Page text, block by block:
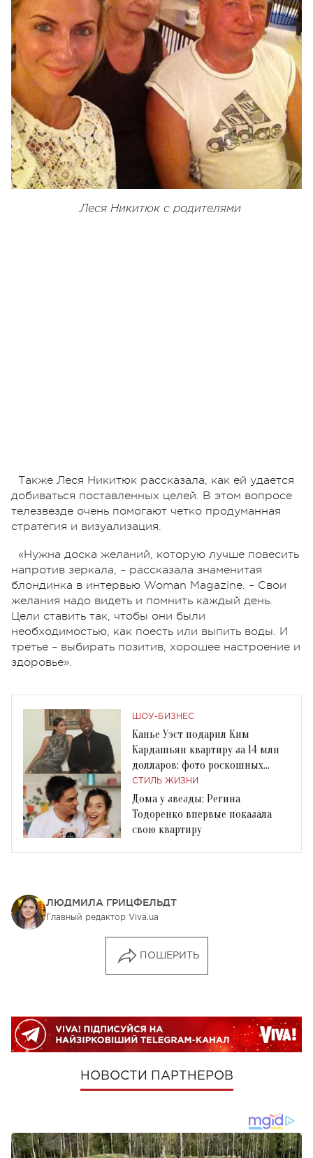
Леся Никитюк с родителями
Также Леся Никитюк рассказала, как ей удается
добиваться поставленных целей. В этом вопросе
телезвезде очень помогают четко продуманная
стратегия и визуализация.
«Нужна доска желаний, которую лучше повесить
напротив зеркала, – рассказала знаменитая
блондинка в интервью Woman Magazine. – Свои
желания надо видеть и помнить каждый день.
Цели ставить так, чтобы они были
необходимостью, как поесть или выпить воды. И
третье – выбирать позитив, хорошее настроение и
здоровье».
ШОУ-БИЗНЕС
Канье Уэст подарил Ким
Кардашьян квартиру за 14 млн
долларов: фото роскошных
апартаментов
СТИЛЬ ЖИЗНИ
Дома у звезды: Регина
Тодоренко впервые показала
свою квартиру
ЛЮДМИЛА ГРИЦФЕЛЬДТ
Главный редактор Viva.ua
ПОШЕРИТЬ
НОВОСТИ ПАРТНЕРОВ